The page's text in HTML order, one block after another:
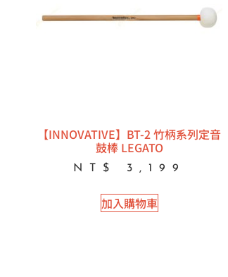
【INNOVATIVE】BT-2 竹柄系列定音
鼓棒 LEGATO
NT$ 3,199
加入購物車